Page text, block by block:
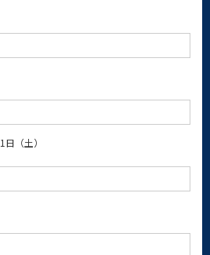
（土）